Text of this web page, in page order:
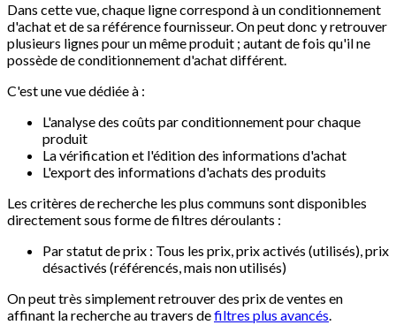
Dans cette vue, chaque ligne correspond à un conditionnement
d'achat et de sa référence fournisseur. On peut donc y retrouver
plusieurs lignes pour un même produit ; autant de fois qu'il ne
possède de conditionnement d'achat différent.
C'est une vue dédiée à :
L'analyse des coûts par conditionnement pour chaque
produit
La vérification et l'édition des informations d'achat
L'export des informations d'achats des produits
Les critères de recherche les plus communs sont disponibles
directement sous forme de filtres déroulants :
Par statut de prix : Tous les prix, prix activés (utilisés), prix
désactivés (référencés, mais non utilisés)
On peut très simplement retrouver des prix de ventes en
affinant la recherche au travers defiltres plus avancés.